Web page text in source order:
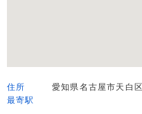
住所
愛知県名古屋市天白
最寄駅